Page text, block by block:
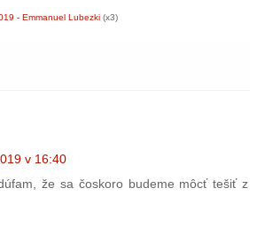
- Emmanuel Lubezki(x3)
v 16:40
že sa čoskoro budeme môcť tešiť z